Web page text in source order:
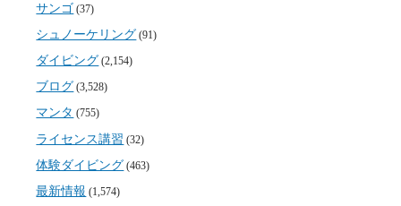
サンゴ (37)
シュノーケリング (91)
ダイビング (2,154)
ブログ (3,528)
マンタ (755)
ライセンス講習 (32)
体験ダイビング (463)
最新情報 (1,574)